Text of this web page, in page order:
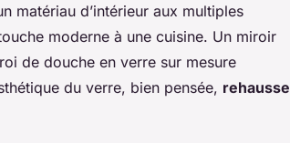
matériau d’intérieur aux multiples
moderne à une cuisine. Un miroir
de douche en verre sur mesure
du verre, bien pensée, rehausse